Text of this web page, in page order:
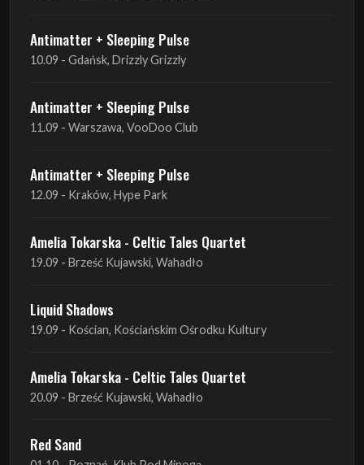
Antimatter + Sleeping Pulse
11.09 - Warszawa, VooDoo Club
Antimatter + Sleeping Pulse
12.09 - Kraków, Hype Park
Amelia Tokarska - Celtic Tales Quartet
19.09 - Brześć Kujawski, Wahadło
Liquid Shadows
19.09 - Kościan, Kościańskim Ośrodku Kultury
Amelia Tokarska - Celtic Tales Quartet
20.09 - Brześć Kujawski, Wahadło
Red Sand
Haken